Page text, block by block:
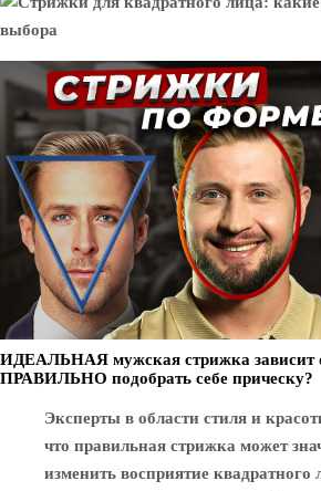
ИДЕАЛЬНАЯ мужская стрижка зависит
ПРАВИЛЬНО подобрать себе прическу?
Эксперты в области стиля и
что правильная стрижка может
изменить восприятие квадратного